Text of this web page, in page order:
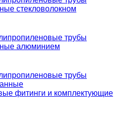
стекловолокном
трубы
алюминием
трубы
фитинги и комплектующие